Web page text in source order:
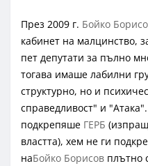
През 2009 г. Бойко
кабинет на малцинство,
пет депутати за пълно
тогава имаше лабилни
структурно, но и
справедливост" и
подкрепяше ГЕРБ
властта), хем не ги
наБойко Борисов плътно